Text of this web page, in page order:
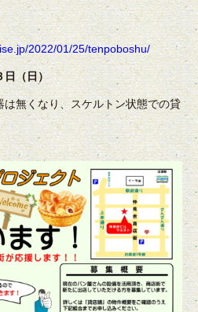
2022/01/25/tenpoboshu/
３日（日）
り、スケルトン状態での貸